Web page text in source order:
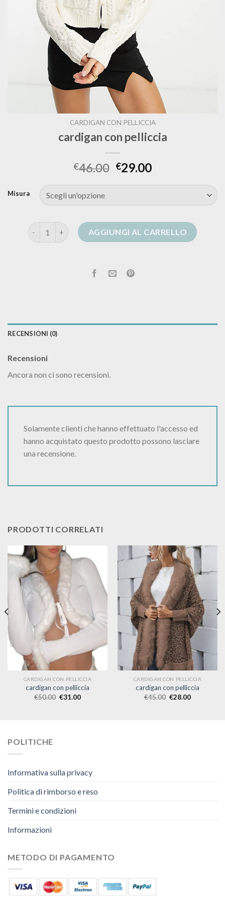
CARDIGAN CON PELLICCIA
cardigan con pelliccia
€46.00 €29.00
Misura
cardigan con pelliccia quantitàAGGIUNGI AL CARRELLO
RECENSIONI (0)
Recensioni
Ancora non ci sono recensioni.
Solamente clienti che hanno effettuato l'accesso ed
hanno acquistato questo prodotto possono lasciare
una recensione.
PRODOTTI CORRELATI
CARDIGAN CON PELLICCIA
cardigan con pelliccia
€50.00 €31.00
CARDIGAN CON PELLICCIA
cardigan con pelliccia
€45.00 €28.00
POLITICHE
Informativa sulla privacy
Politica di rimborso e reso
Termini e condizioni
Informazioni
METODO DI PAGAMENTO